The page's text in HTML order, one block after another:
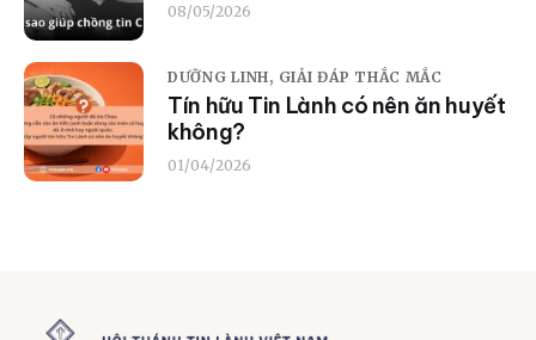
08/05/2026
DƯỠNG LINH, GIẢI ĐÁP THẮC MẮC
Tín hữu Tin Lành có nên ăn huyết
không?
01/04/2026